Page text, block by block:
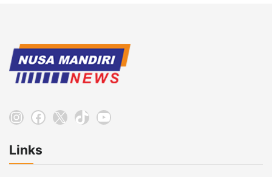
Instagram
Facebook
X TikTokYouTube
Links